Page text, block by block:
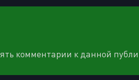
комментарии к данной